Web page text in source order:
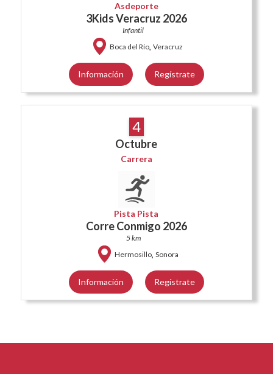
Asdeporte
3Kids Veracruz 2026
Infantil
Boca del Río, Veracruz
Información Regístrate
4
Octubre
Carrera
Pista Pista
Corre Conmigo 2026
5 km
Hermosillo, Sonora
Información Regístrate